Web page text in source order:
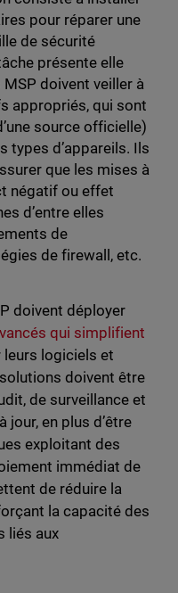
pour réparer une
de sécurité
présente elle
doivent veiller à
appropriés, qui sont
source officielle)
types d’appareils. Ils
que les mises à
négatif ou effet
d’entre elles
de
de firewall, etc.
doivent déployer
qui simplifient
leurs logiciels et
doivent être
de surveillance et
en plus d’être
exploitant des
immédiat de
de réduire la
la capacité des
liés aux